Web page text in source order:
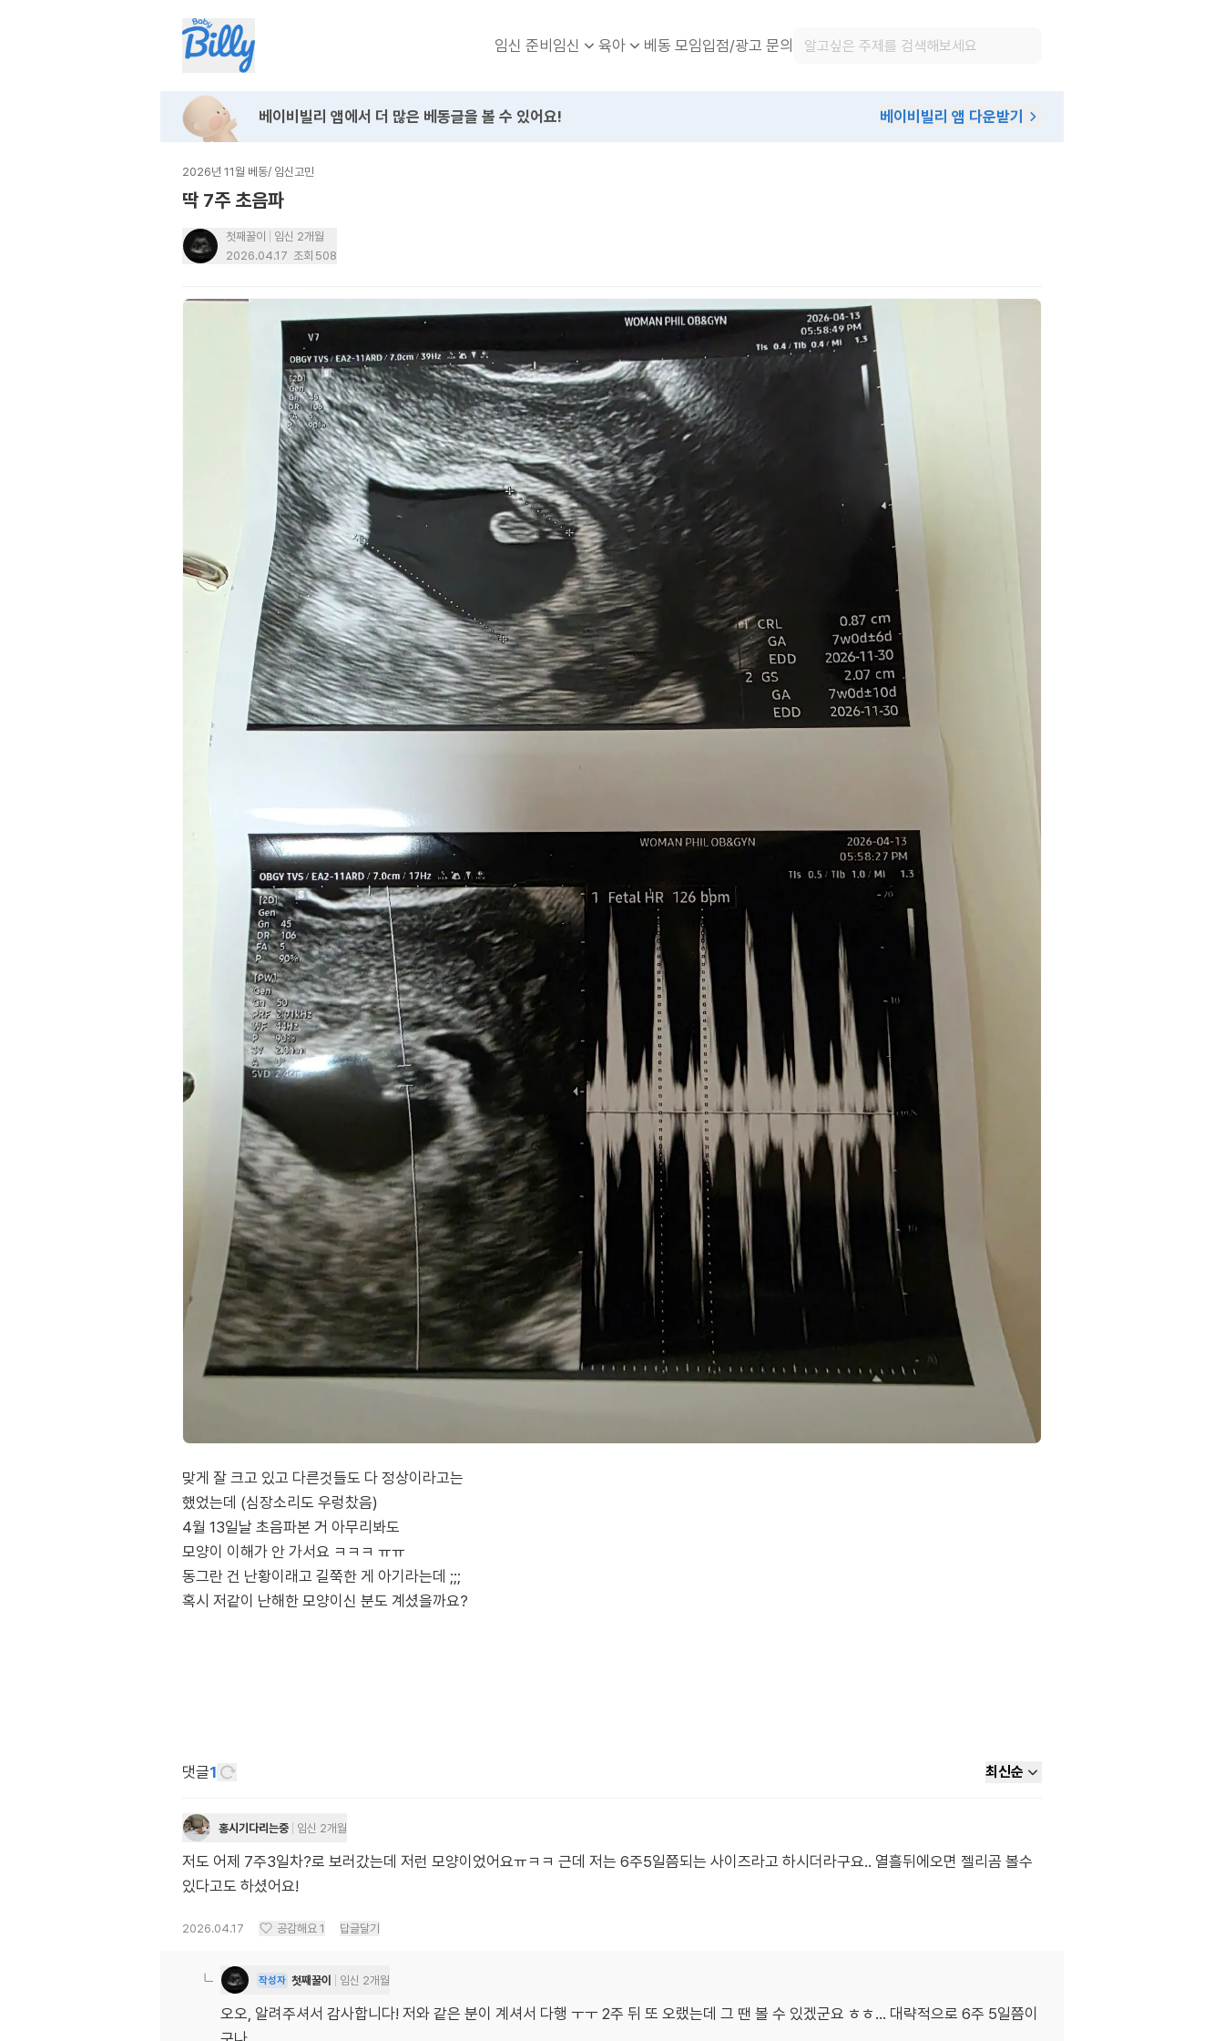
임신 준비임신 육아 베동 모임입점/광고 문의
베이비빌리 앱에서 더 많은 베동글을 볼 수 있어요! 베이비빌리 앱 다운받기
2026년 11월 베동/ 임신고민
딱 7주 초음파
첫째꿀이
임신 2개월
2026.04.17 조회 508
맞게 잘 크고 있고 다른것들도 다 정상이라고는
했었는데 (심장소리도 우렁찼음)
4월 13일날 초음파본 거 아무리봐도
모양이 이해가 안 가서요 ㅋㅋㅋ ㅠㅠ
동그란 건 난황이래고 길쭉한 게 아기라는데 ;;;
혹시 저같이 난해한 모양이신 분도 계셨을까요?
댓글1 최신순
홍시기다리는중 임신 2개월
저도 어제 7주3일차?로 보러갔는데 저런 모양이었어요ㅠㅋㅋ 근데 저는 6주5일쯤되는 사이즈라고 하시더라구요.. 열흘뒤에오면 젤리곰 볼수
있다고도 하셨어요!
2026.04.17 공감해요 1 답글달기
작성자 첫째꿀이 임신 2개월
오오, 알려주셔서 감사합니다! 저와 같은 분이 계셔서 다행 ㅜㅜ 2주 뒤 또 오랬는데 그 땐 볼 수 있겠군요 ㅎㅎ... 대략적으로 6주 5일쯤이